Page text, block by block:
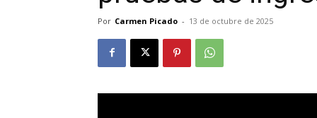
Por Carmen Picado - 13 de octubre de 2025